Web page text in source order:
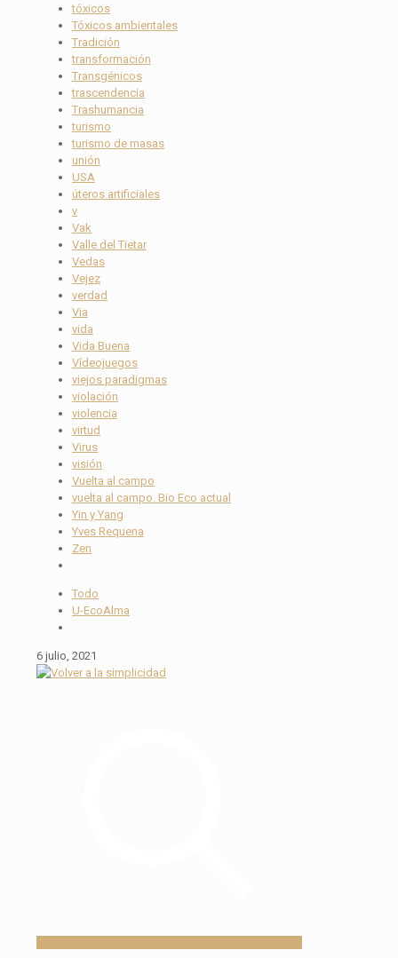
tóxicos
Tóxicos ambientales
Tradición
transformación
Transgénicos
trascendencia
Trashumancia
turismo
turismo de masas
unión
USA
úteros artificiales
v
Vak
Valle del Tietar
Vedas
Vejez
verdad
Via
vida
Vida Buena
Vídeojuegos
viejos paradigmas
violación
violencia
virtud
Virus
visión
Vuelta al campo
vuelta al campo. Bio Eco actual
Yin y Yang
Yves Requena
Zen
Todo
U-EcoAlma
6 julio, 2021